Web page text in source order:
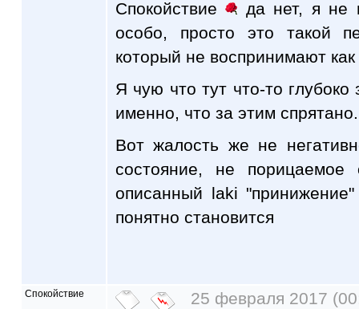
Спокойствие
да нет, я не
особо, просто это такой
который не воспринимают
Я чую что тут что-то
именно, что за этим спрятано.
Вот жалость же не
состояние, не
описанный laki
понятно становится
Спокойствие 25 февраля 2017